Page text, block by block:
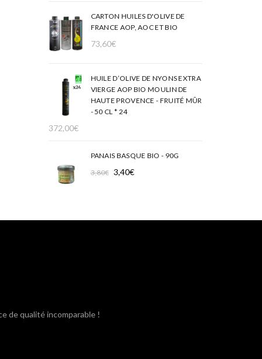
CARTON HUILES D'OLIVE DE
FRANCE AOP, AOC ET BIO
73,60€
HUILE D’OLIVE DE NYONS EXTRA
VIERGE AOP BIO MOULIN DE
HAUTE PROVENCE - FRUITÉ MÛR
- 50 CL * 24
372,00€
PANAIS BASQUE BIO - 90G
3,80€ Le
3,80€.
3,40€
3,40€.
de qualité incomparable !